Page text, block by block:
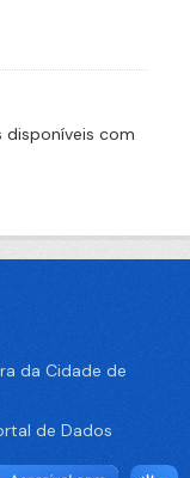
com
da Cidade de
de Dados